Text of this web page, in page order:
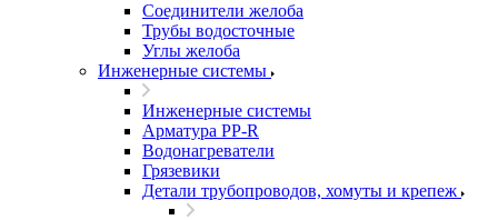
Соединители желоба
Трубы водосточные
Углы желоба
Инженерные системы
Инженерные системы
Арматура PP-R
Водонагреватели
Грязевики
Детали трубопроводов, хомуты и крепеж